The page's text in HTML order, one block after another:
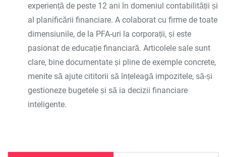
experiență de peste 12 ani în domeniul contabilității și
al planificării financiare. A colaborat cu firme de toate
dimensiunile, de la PFA-uri la corporații, și este
pasionat de educație financiară. Articolele sale sunt
clare, bine documentate și pline de exemple concrete,
menite să ajute cititorii să înțeleagă impozitele, să-și
gestioneze bugetele și să ia decizii financiare
inteligente.